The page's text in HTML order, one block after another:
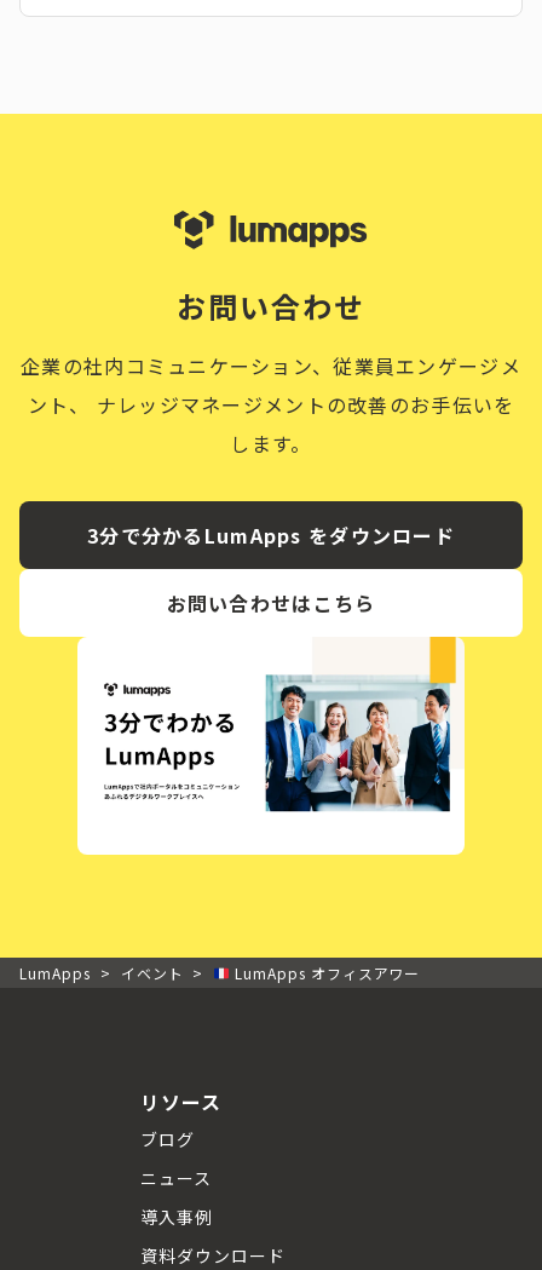
お問い合わせ
企業の社内コミュニケーション、従業員エンゲージメ
ント、
ナレッジマネージメントの改善のお手伝いを
します。
3分で分かるLumApps をダウンロード
お問い合わせはこちら
LumApps > イベント > LumApps オフィスアワー
リソース
ブログ
ニュース
導入事例
資料ダウンロード